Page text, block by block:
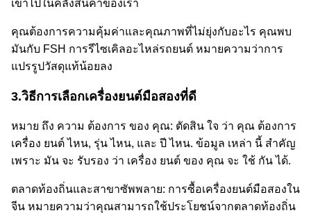
เข้าไปในคลังสินค้าของเรา
คุณต้องการความคุ้มค่าและคุณภาพที่ไม่ยุ่งกับอะไร คุณพบ
มันกับ FSH การรีไซเคิลอะไหล่รถยนต์ หมายความว่าการ
แปรรูปวัสดุแท้น้อยลง
3.วิธีการเลือกเครื่องยนต์มือสองที่ดี
หมาย ถึง ความ ต้องการ ของ คุณ: ตัดสิน ใจ ว่า คุณ ต้องการ
เครื่อง ยนต์ ไหน, รุ่น ไหน, และ ปี ไหน. ข้อมูล เหล่า นี้ สําคัญ
เพราะ มัน จะ รับรอง ว่า เครื่อง ยนต์ ของ คุณ จะ ใช้ กัน ได้.
ตลาดท้องถิ่นและสาขาซัพพลาย: การซื้อเครื่องยนต์มือสองใน
จีน หมายความว่าคุณสามารถใช้ประโยชน์จากตลาดท้องถิ่น